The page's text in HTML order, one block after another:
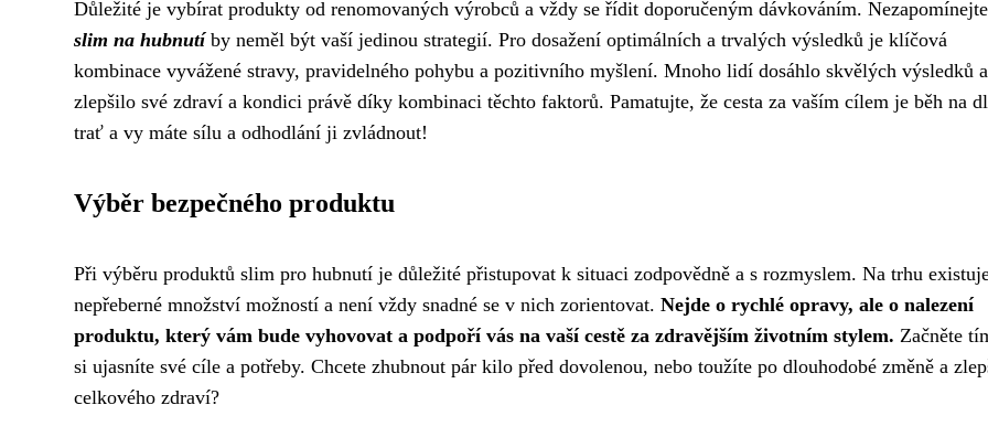
Důležité je vybírat produkty od renomovaných výrobců a vždy se řídit doporučeným dávkováním.
slim na hubnutíby neměl být vaší jedinou strategií. Pro dosažení optimálních a trvalých výsledků je klíčová
kombinace vyvážené stravy, pravidelného pohybu a pozitivního myšlení. Mnoho lidí dosáhlo skvělých výsledků a
zlepšilo své zdraví a kondici právě díky kombinaci těchto faktorů. Pamatujte, že cesta za vaším cílem je běh na
trať a vy máte sílu a odhodlání ji zvládnout!
Výběr bezpečného produktu
Při výběru produktů slim pro hubnutí je důležité přistupovat k situaci zodpovědně a s rozmyslem. Na trhu
nepřeberné množství možností a není vždy snadné se v nich zorientovat. Nejde o rychlé opravy, ale o nalezení
produktu, který vám bude vyhovovat a podpoří vás na vaší cestě za zdravějším životním stylem. Začněte
si ujasníte své cíle a potřeby. Chcete zhubnout pár kilo před dovolenou, nebo toužíte po dlouhodobé změně a
celkového zdraví?